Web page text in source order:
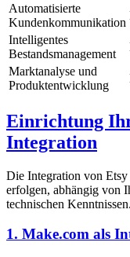
Automatisierte
Kundenkommunikation
Intelligentes
Bestandsmanagement
Marktanalyse und
Produktentwicklung
Einrichtung
Integration
Die Integration von
erfolgen, abhängig von
technischen
1. Make.com als